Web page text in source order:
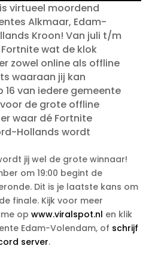
virtueel moordend
Alkmaar, Edam-
Kroon! Van juli t/m
wat de klok
zowel online als offline
waaraan jij kan
16 van iedere gemeente
de grote offline
waar dé Fortnite
Hollands wordt
jij wel de grote winnaar!
om 19:00 begint de
Dit is je laatste kans om
finale. Kijk voor meer
opwww.viralspot.nl en klik
Edam-Volendam, of schrijf
server.